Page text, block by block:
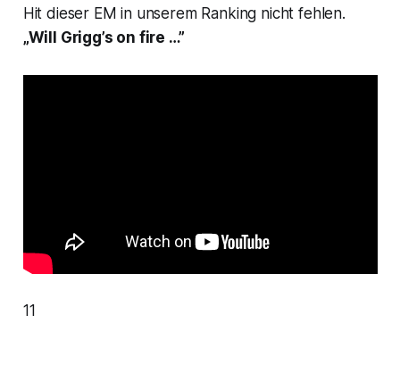
Hit dieser EM in unserem Ranking nicht fehlen.
„Will Grigg’s on fire …”
11